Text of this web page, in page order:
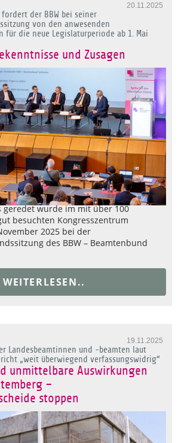
20.11.2025
der BBW bei seiner
von den anwesenden
für die neue Legislaturperiode ab 1. Mai
und Zusagen
geredet wurde im mit über 100
besuchten Kongresszentrum
2025 bei der
des BBW – Beamtenbund
WEITERLESEN..
19.11.2025
Landesbeamtinnen und -beamten laut
„weit überwiegend verfassungswidrig“
unmittelbare Auswirkungen
–
stoppen